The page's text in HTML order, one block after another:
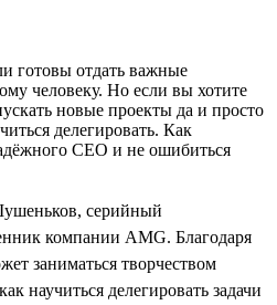
готовы отдать важные
человеку. Но если вы хотите
новые проекты да и просто
делегировать. Как
CEO и не ошибиться
серийный
компании AMG. Благодаря
заниматься творчеством
научиться делегировать задачи